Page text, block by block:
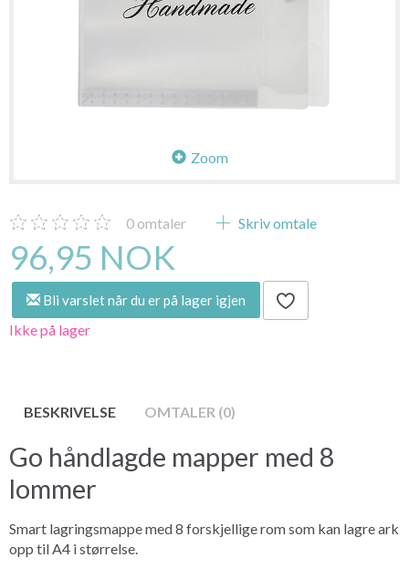
Zoom
0 omtaler Skriv omtale
96,95 NOK
Bli varslet når du er på lager igjen
Ikke på lager
BESKRIVELSE OMTALER (0)
Go håndlagde mapper med 8
lommer
Smart lagringsmappe med 8 forskjellige rom som kan lagre ark
opp til A4 i størrelse.